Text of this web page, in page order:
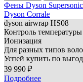
Фены Dyson Supersonic
Dyson Corrale
dyson airwrap HS08
Контроль температуры
Ионизация
Для разных типов
Успей купить по
39 990 ₽
Подробнее